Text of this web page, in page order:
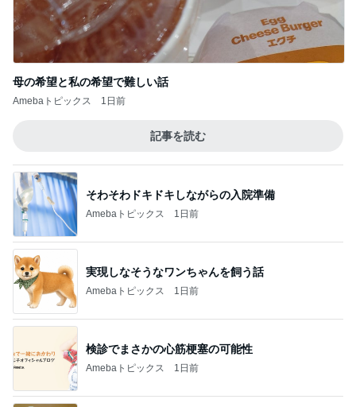
母の希望と私の希望で難しい話
Amebaトピックス 1日前
記事を読む
そわそわドキドキしながらの入院準備
Amebaトピックス 1日前
実現しなそうなワンちゃんを飼う話
Amebaトピックス 1日前
検診でまさかの心筋梗塞の可能性
Amebaトピックス 1日前